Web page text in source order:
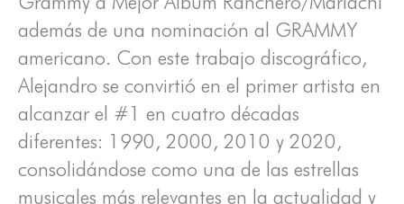
además de una nominación al GRAMMY
americano. Con este trabajo discográfico,
Alejandro se convirtió en el primer artista en
alcanzar el #1 en cuatro décadas
diferentes: 1990, 2000, 2010 y 2020,
consolidándose como una de las estrellas
musicales más relevantes en la actualidad y